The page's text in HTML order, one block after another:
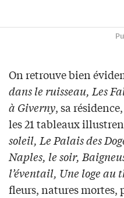
On retrouve bien
dans le ruisseau, Les
à Giverny, sa
les 21 tableaux
soleil, Le Palais des
Naples, le soir,
l’éventail, Une loge au
fleurs, natures mortes,